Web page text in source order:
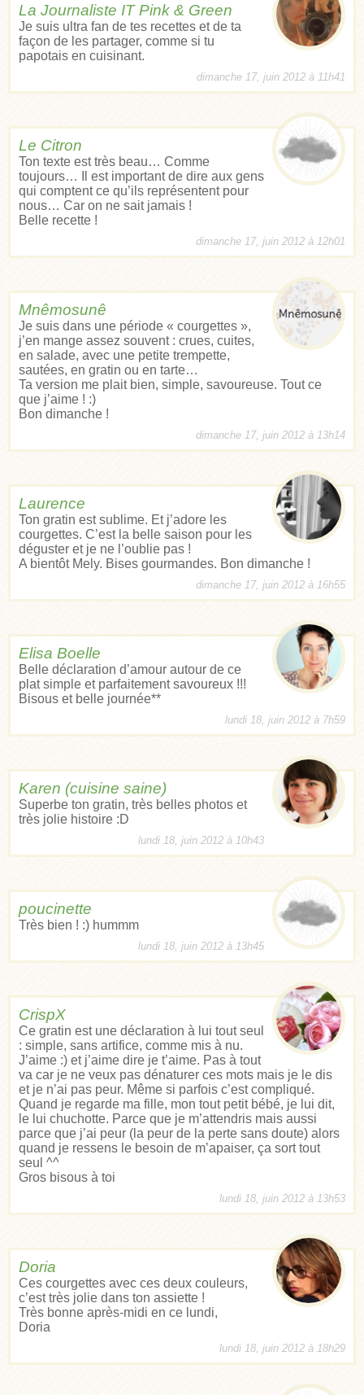
La Journaliste IT Pink & Green
Je suis ultra fan de tes recettes et de ta
façon de les partager, comme si tu
papotais en cuisinant.
dimanche 17, juin 2012 à 11h41
Le Citron
Ton texte est très beau… Comme
toujours… Il est important de dire aux gens
qui comptent ce qu’ils représentent pour
nous… Car on ne sait jamais !
Belle recette !
dimanche 17, juin 2012 à 12h01
Mnêmosunê
Je suis dans une période « courgettes »,
j’en mange assez souvent : crues, cuites,
en salade, avec une petite trempette,
sautées, en gratin ou en tarte…
Ta version me plait bien, simple, savoureuse. Tout ce
que j’aime ! :)
Bon dimanche !
dimanche 17, juin 2012 à 13h14
Laurence
Ton gratin est sublime. Et j’adore les
courgettes. C’est la belle saison pour les
déguster et je ne l’oublie pas !
A bientôt Mely. Bises gourmandes. Bon dimanche !
dimanche 17, juin 2012 à 16h55
Elisa Boelle
Belle déclaration d’amour autour de ce
plat simple et parfaitement savoureux !!!
Bisous et belle journée**
lundi 18, juin 2012 à 7h59
Karen (cuisine saine)
Superbe ton gratin, très belles photos et
très jolie histoire :D
lundi 18, juin 2012 à 10h43
poucinette
Très bien ! :) hummm
lundi 18, juin 2012 à 13h45
CrispX
Ce gratin est une déclaration à lui tout seul
: simple, sans artifice, comme mis à nu.
J’aime :) et j’aime dire je t’aime. Pas à tout
va car je ne veux pas dénaturer ces mots mais je le dis
et je n’ai pas peur. Même si parfois c’est compliqué.
Quand je regarde ma fille, mon tout petit bébé, je lui dit,
le lui chuchotte. Parce que je m’attendris mais aussi
parce que j’ai peur (la peur de la perte sans doute) alors
quand je ressens le besoin de m’apaiser, ça sort tout
seul ^^
Gros bisous à toi
lundi 18, juin 2012 à 13h53
Doria
Ces courgettes avec ces deux couleurs,
c’est très jolie dans ton assiette !
Très bonne après-midi en ce lundi,
Doria
lundi 18, juin 2012 à 18h29